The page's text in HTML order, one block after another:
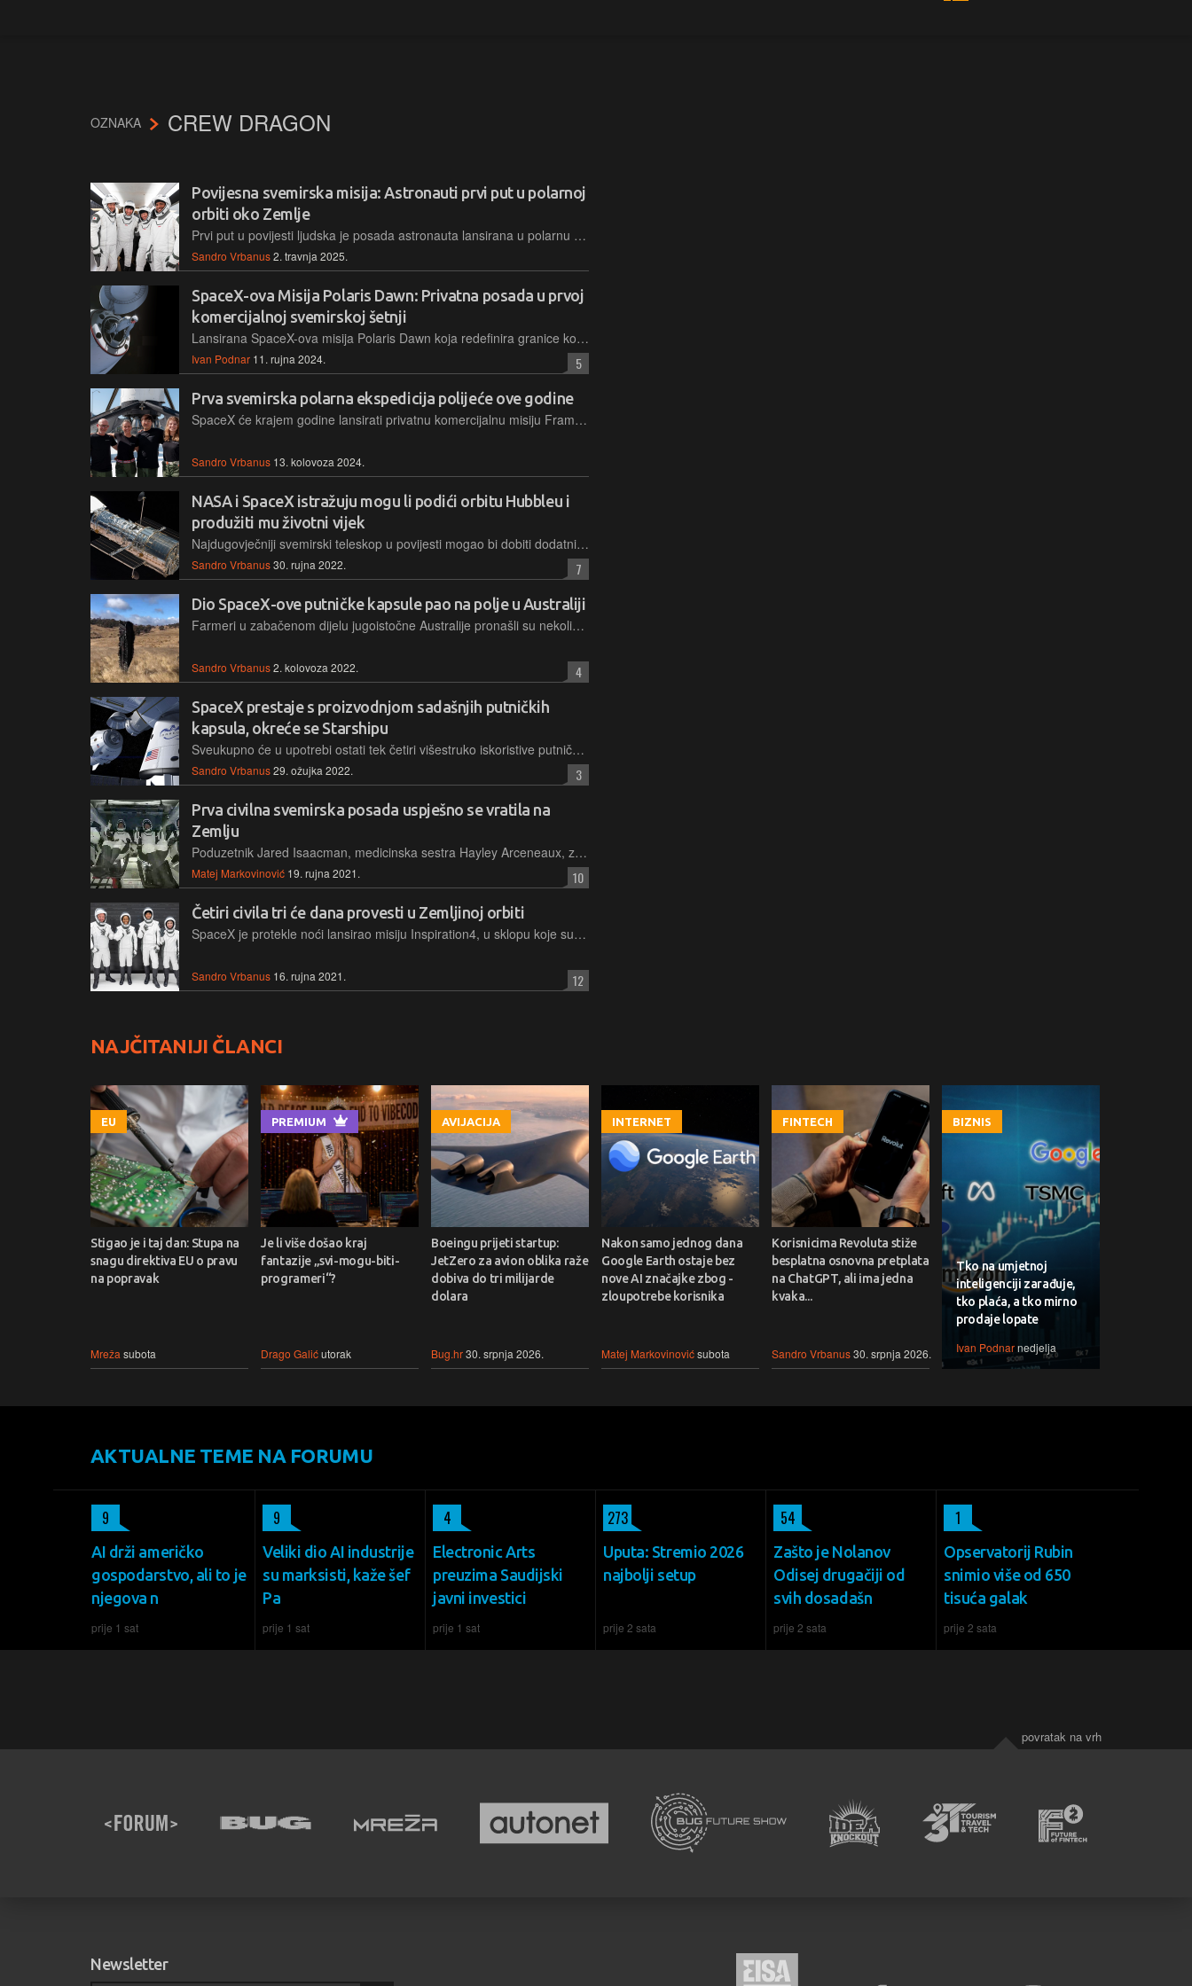
OZNAKA CREW DRAGON
Povijesna svemirska misija: Astronauti prvi put u polarnoj
orbiti oko Zemlje
Prvi put u povijesti ljudska je posada astronauta lansirana u polarnu orbitu. Misija SpaceX-a Fram2 civilni je istraživački projekt tijekom kojeg će biti obavljeno preko 20 znanstvenih eksperimenata
Sandro Vrbanus2. travnja 2025.
SpaceX-ova Misija Polaris Dawn: Privatna posada u prvoj
komercijalnoj svemirskoj šetnji
Lansirana SpaceX-ova misija Polaris Dawn koja redefinira granice komercijalnog istraživanja svemira. Planirana je prva komercijalna šetnja svemirom i dostizanje najviše Zemljine orbite od ere Apolla.
Ivan Podnar 11. rujna 2024. 5
Prva svemirska polarna ekspedicija polijeće ove godine
SpaceX će krajem godine lansirati privatnu komercijalnu misiju Fram2, u kojoj će četvero civila orbitirati oko Zemlje u polarnoj orbiti, što nikad dosad nije učinjeno
Sandro Vrbanus 13. kolovoza 2024.
NASA i SpaceX istražuju mogu li podići orbitu Hubbleu i
produžiti mu životni vijek
Najdugovječniji svemirski teleskop u povijesti mogao bi dobiti dodatnih 15 do 20 godina "života", u slučaju da uspije misija podizanja njegove orbite. K tome, NASA-u to ne bi ništa koštalo
Sandro Vrbanus30. rujna 2022. 7
Dio SpaceX-ove putničke kapsule pao na polje u Australiji
Farmeri u zabačenom dijelu jugoistočne Australije pronašli su nekoliko dijelova svemirskog otpada, za koji se smatra da je tamo došao kao ostatak putničke kapsule Crew Dragon
Sandro Vrbanus2. kolovoza 2022. 4
SpaceX prestaje s proizvodnjom sadašnjih putničkih
kapsula, okreće se Starshipu
Sveukupno će u upotrebi ostati tek četiri višestruko iskoristive putničke svemirske kapsule Crew Dragon, namijenjene lansiranju raketom Falcon 9, a sve buduće napore usmjerit će ka novoj letjelici
Sandro Vrbanus29. ožujka 2022. 3
Prva civilna svemirska posada uspješno se vratila na
Zemlju
Poduzetnik Jared Isaacman, medicinska sestra Hayley Arceneaux, znanstvenica Sian Proctor i avioinženjer Chris Sembroski, postali su prva posada u svemiru bez profesionalne astronautske obuke
Matej Markovinović 19. rujna 2021. 10
Četiri civila tri će dana provesti u Zemljinoj orbiti
SpaceX je protekle noći lansirao misiju Inspiration4, u sklopu koje su putničkom kapsulom na trodnevno orbitiranje oko Zemlje poslani ljudi koji, prvi puta ikada, nisu astronauti već imaju samo osnovni trening
Sandro Vrbanus 16. rujna 2021. 12
NAJČITANIJI ČLANCI
EU
Stigao je i taj dan: Stupa na
snagu direktiva EU o pravu
na popravak
Mreža subota
PREMIUM
Je li više došao kraj
fantazije „svi-mogu-biti-
programeri“?
Drago Galićutorak
AVIJACIJA
Boeingu prijeti startup:
JetZero za avion oblika raže
dobiva do tri milijarde
dolara
Bug.hr30. srpnja 2026.
INTERNET
Nakon samo jednog dana
Google Earth ostaje bez
nove AI značajke zbog -
zloupotrebe korisnika
Matej Markovinovićsubota
FINTECH
Korisnicima Revoluta stiže
besplatna osnovna pretplata
na ChatGPT, ali ima jedna
kvaka...
Sandro Vrbanus30. srpnja 2026.
BIZNIS
Tko na umjetnoj
inteligenciji zarađuje,
tko plaća, a tko mirno
prodaje lopate
Ivan Podnarnedjelja
AKTUALNE TEME NA FORUMU
AI drži američko
gospodarstvo, ali to je
njegova n
prije 1 sat
9
Veliki dio AI industrije
su marksisti, kaže šef
Pa
prije 1 sat
9
Electronic Arts
preuzima Saudijski
javni investici
prije 1 sat
4
Uputa: Stremio 2026
najbolji setup
prije 2 sata
273
Zašto je Nolanov
Odisej drugačiji od
svih dosadašn
prije 2 sata
54
Opservatorij Rubin
snimio više od 650
tisuća galak
prije 2 sata
1
povratak na vrh
Newsletter